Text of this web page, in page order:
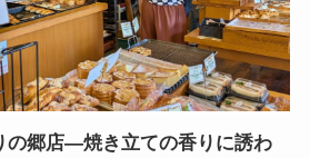
の郷店—焼き立ての香りに誘わ